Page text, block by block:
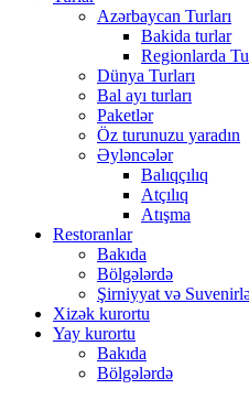
Azərbaycan Turları
Bakida turlar
Regionlarda
Dünya Turları
Bal ayı turları
Paketlər
Öz turunuzu yaradın
Əyləncələr
Balıqçılıq
Atçılıq
Atışma
Restoranlar
Bakıda
Bölgələrdə
Şirniyyat və
Xizək kurortu
Yay kurortu
Bakıda
Bölgələrdə